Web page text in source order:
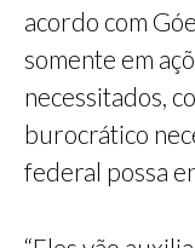
acordo com
somente em
necessitados,
burocrático
federal possa